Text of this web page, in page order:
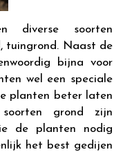
diverse soorten
tuingrond. Naast de
bijna voor
wel een speciale
planten beter laten
grond zijn
de planten nodig
het best gedijen